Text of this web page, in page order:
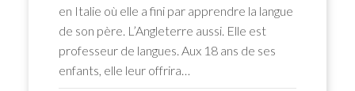
en Italie où elle a fini par apprendre la langue
de son père. L’Angleterre aussi. Elle est
professeur de langues. Aux 18 ans de ses
enfants, elle leur offrira…